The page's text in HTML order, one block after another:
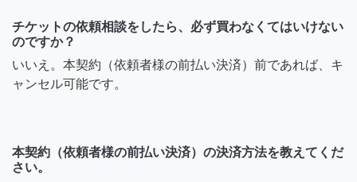
チケットの依頼相談をしたら、必ず買わなくてはいけない
のですか？
いいえ。本契約（依頼者様の前払い決済）前であれば、キ
ャンセル可能です。
本契約（依頼者様の前払い決済）の決済方法を教えてくだ
さい。